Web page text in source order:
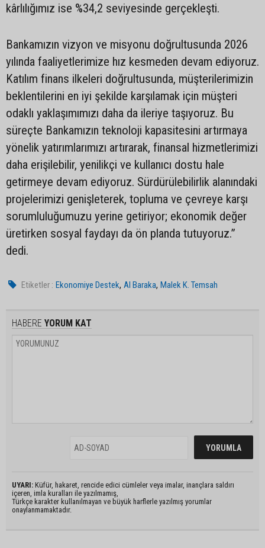
kârlılığımız ise %34,2 seviyesinde gerçekleşti.
Bankamızın vizyon ve misyonu doğrultusunda 2026
yılında faaliyetlerimize hız kesmeden devam ediyoruz.
Katılım finans ilkeleri doğrultusunda, müşterilerimizin
beklentilerini en iyi şekilde karşılamak için müşteri
odaklı yaklaşımımızı daha da ileriye taşıyoruz. Bu
süreçte Bankamızın teknoloji kapasitesini artırmaya
yönelik yatırımlarımızı artırarak, finansal hizmetlerimizi
daha erişilebilir, yenilikçi ve kullanıcı dostu hale
getirmeye devam ediyoruz. Sürdürülebilirlik alanındaki
projelerimizi genişleterek, topluma ve çevreye karşı
sorumluluğumuzu yerine getiriyor; ekonomik değer
üretirken sosyal faydayı da ön planda tutuyoruz.”
dedi.
Etiketler : Ekonomiye Destek, Al Baraka,Malek K. Temsah
HABERE YORUM KAT
UYARI: Küfür, hakaret, rencide edici cümleler veya imalar, inançlara saldırı
içeren, imla kuralları ile yazılmamış,
Türkçe karakter kullanılmayan ve büyük harflerle yazılmış yorumlar
onaylanmamaktadır.